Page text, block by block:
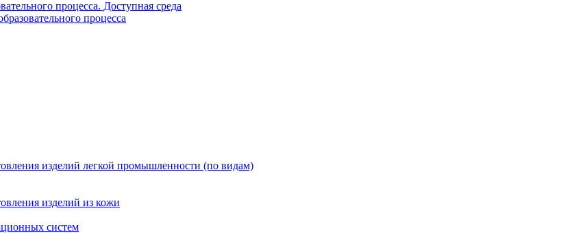
процесса. Доступная среда
процесса
изделий легкой промышленности (по видам)
изделий из кожи
систем